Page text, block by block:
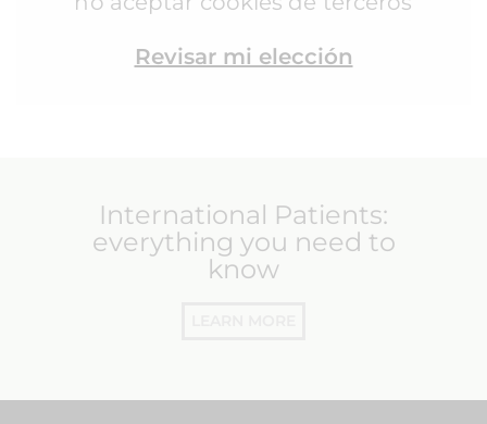
Revisar mi elección
International Patients:
everything you need to
know